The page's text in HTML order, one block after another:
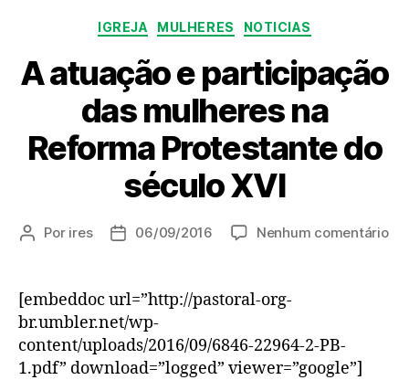
Categorias
IGREJA MULHERES NOTICIAS
A atuação e participação
das mulheres na
Reforma Protestante do
século XVI
Autor
Por ires
Data06/09/2016 Nenhum comentárioem
[embeddoc url=”http://pastoral-org-
br.umbler.net/wp-
content/uploads/2016/09/6846-22964-2-PB-
1.pdf” download=”logged” viewer=”google”]